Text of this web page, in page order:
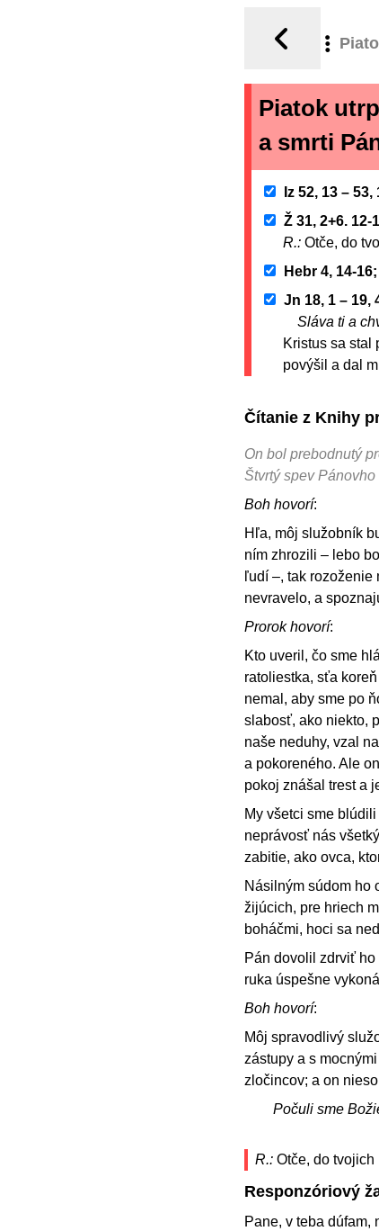
Piatok
a smrti
Iz 52, 13 – 53,
Ž 31, 2+6. 12-
R.: Otče, do
Hebr 4, 14-
Jn 18, 1 – 19,
Sláva ti a
Kristus sa stal
povýšil a dal
Čítanie z Knihy
On bol prebodnutý
Štvrtý spev Pánovho
Boh hovorí:
Hľa, môj služobník
ním zhrozili – lebo
ľudí –, tak rozoženie
nevravelo, a
Prorok hovorí:
Kto uveril, čo sme
ratoliestka, sťa
nemal, aby sme po
slabosť, ako niekto,
naše neduhy, vzal
a pokoreného. Ale
pokoj znášal trest a
My všetci sme
neprávosť nás
zabitie, ako ovca,
Násilným súdom ho
žijúcich, pre hriech
boháčmi, hoci sa
Pán dovolil zdrviť
ruka úspešne
Boh hovorí:
Môj spravodlivý
zástupy a s
zločincov; a on
Počuli sme
R.: Otče, do
Responzóriový
Pane, v teba dúfam,